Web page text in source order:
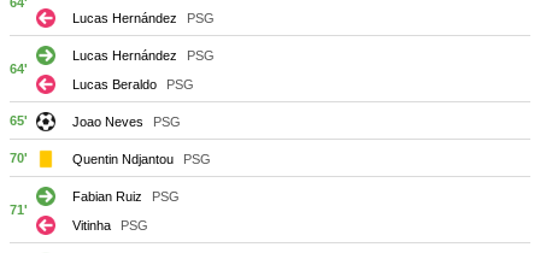
Lucas Hernández
PSG
64'
Lucas Hernández
PSG
Lucas Beraldo
PSG
65' Joao Neves PSG
70' Quentin Ndjantou PSG
71'
Fabian Ruiz
PSG
Vitinha
PSG